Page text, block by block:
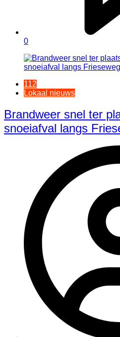
0
112
Lokaal nieuws
Brandweer snel ter
snoeiafval langs